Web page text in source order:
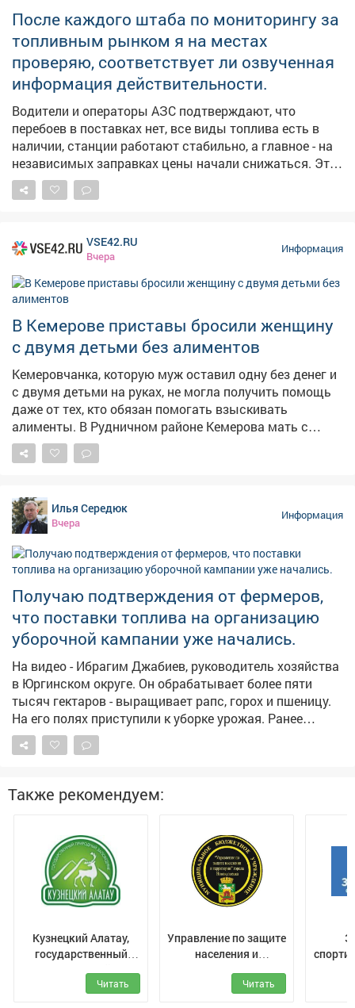
После каждого штаба по мониторингу за
топливным рынком я на местах
проверяю, соответствует ли озвученная
информация действительности.
Водители и операторы АЗС подтверждают, что
перебоев в поставках нет, все виды топлива есть в
наличии, станции работают стабильно, а главное - на
независимых заправках цены начали снижаться. Это
хорошие новости. Но вопрос остается на контроле -
будем и дальше работать с оптовиками, розничными
VSE42.RU
Вчера
Информация
В Кемерове приставы бросили женщину
с двумя детьми без алиментов
Кемеровчанка, которую муж оставил одну без денег и
с двумя детьми на руках, не могла получить помощь
даже от тех, кто обязан помогать взыскивать
алименты. В Рудничном районе Кемерова мать с
двумя детьми не могла получить алименты от
бывшего супруга. Мать растит 9-летнего сына и 14-
платил,а силовики не принимали мер, сообщает в
четверг областная прокуратура. – Должностными
лицами службы судебных приставов своевременно не
приняты исчерпывающие меры, направленные на
взыскание задолженности, – сказали в прокуратуре.
главного управления приставов в регионе. В
результате исполнительные действия
активизировались, должностное лицо привлекли к
дисциплинарной ответственности, а с бывшего мужа
взыскали 315 тысяч рублей по алиментам.
Прокуратура продолжит следить за тем, как
контролируется последующая выплата алиментов.
Илья Середюк
Вчера
Информация
Получаю подтверждения от фермеров,
что поставки топлива на организацию
уборочной кампании уже начались.
На видео - Ибрагим Джабиев, руководитель хозяйства
в Юргинском округе. Он обрабатывает более пяти
тысяч гектаров - выращивает рапс, горох и пшеницу.
На его полях приступили к уборке урожая. Ранее
обращался к федеральному центру с просьбой
выделить региону дополнительные объемы солярки
поддержали, первые девять тысяч тонн горючего
прибыли в регион и распределяются кузбасским
Также рекомендуем:
Кузнецкий Алатау,
государственный
природный
заповедникЧитать
Управление по защите
населения и
территории г.
Новокузнецк
Читать